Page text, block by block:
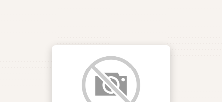
FLORIANÓPOLIS
NOSSA IGREJA